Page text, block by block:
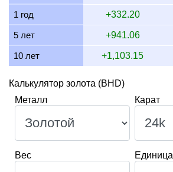
8 июля 2026 1,532.62 49.27
1 год +332.20
5 лет +941.06
10 лет +1,103.15
Калькулятор золота (BHD)
Металл
Карат
Вес Единица